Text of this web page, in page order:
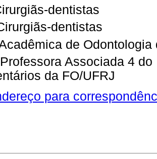
dentistas
dentistas
de Odontologia
Professora Associada 4
da FO/UFRJ
para